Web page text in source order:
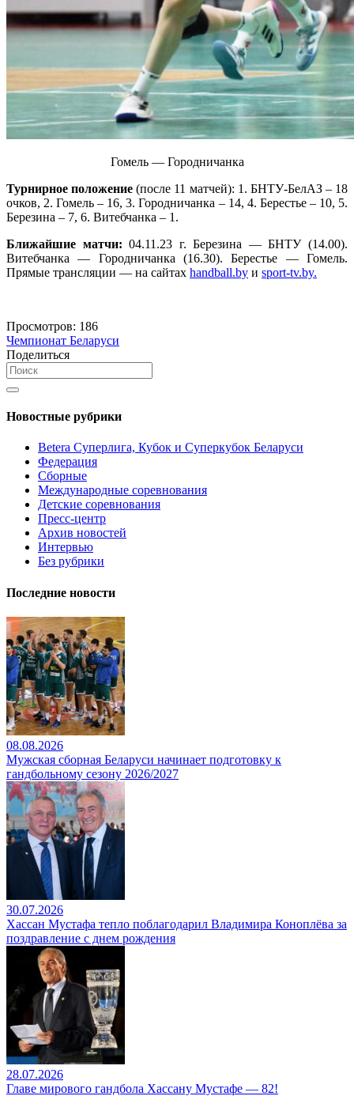
Гомель — Городничанка
Турнирное положение (после 11 матчей): 1. БНТУ-БелАЗ – 18
очков, 2. Гомель – 16, 3. Городничанка – 14, 4. Берестье – 10, 5.
Березина – 7, 6. Витебчанка – 1.
Ближайшие матчи: 04.11.23 г. Березина — БНТУ (14.00).
Витебчанка — Городничанка (16.30). Берестье — Гомель.
Прямые трансляции — на сайтах handball.by и sport-tv.by.
Просмотров: 186
Чемпионат Беларуси
Поделиться
Новостные рубрики
Betera Суперлига, Кубок и Суперкубок Беларуси
Федерация
Сборные
Международные соревнования
Детские соревнования
Пресс-центр
Архив новостей
Интервью
Без рубрики
Последние новости
08.08.2026
Мужская сборная Беларуси начинает подготовку к
гандбольному сезону 2026/2027
30.07.2026
Хассан Мустафа тепло поблагодарил Владимира Коноплёва за
поздравление с днем рождения
28.07.2026
Главе мирового гандбола Хассану Мустафе — 82!